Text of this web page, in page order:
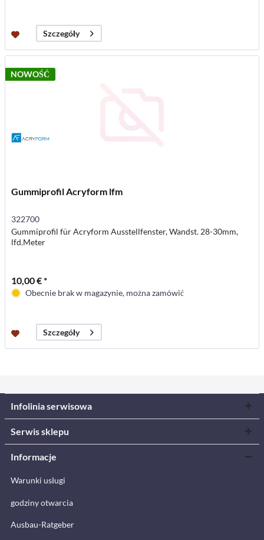
Szczegóły
NOWOŚĆ
Gummiprofil Acryform lfm
322700
Gummiprofil für Acryform Ausstellfenster, Wandst. 28-30mm,
lfd.Meter
10,00 € *
Obecnie brak w magazynie, można zamówić
Szczegóły
Infolinia serwisowa
Serwis sklepu
Informacje
Warunki usługi
godziny otwarcia
Ausbau-Ratgeber